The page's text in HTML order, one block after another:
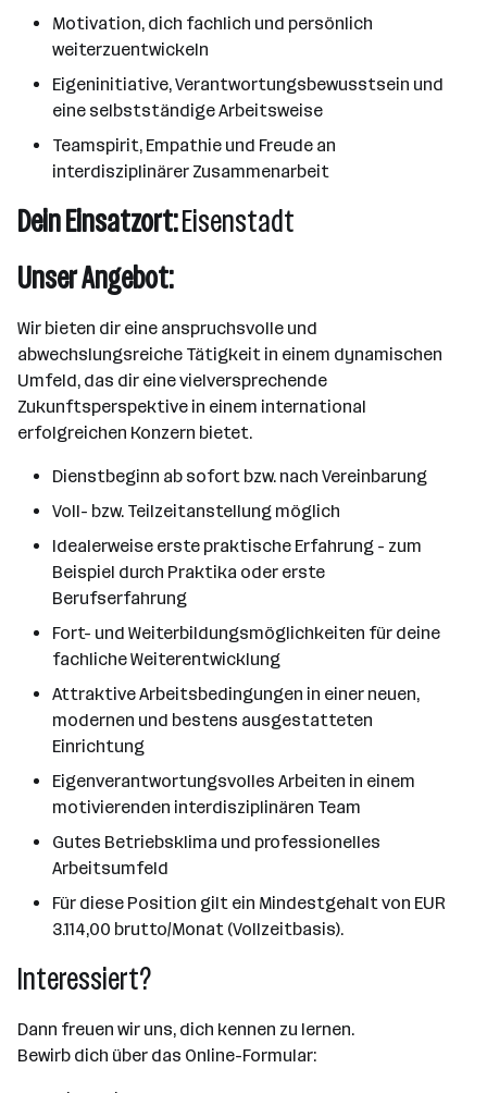
Motivation, dich fachlich und persönlich
weiterzuentwickeln
Eigeninitiative, Verantwortungsbewusstsein und
eine selbstständige Arbeitsweise
Teamspirit, Empathie und Freude an
interdisziplinärer Zusammenarbeit
Dein Einsatzort:Eisenstadt
Unser Angebot:
Wir bieten dir eine anspruchsvolle und
abwechslungsreiche Tätigkeit in einem dynamischen
Umfeld, das dir eine vielversprechende
Zukunftsperspektive in einem international
erfolgreichen Konzern bietet.
Dienstbeginn ab sofort bzw. nach Vereinbarung
Voll- bzw. Teilzeitanstellung möglich
Idealerweise erste praktische Erfahrung - zum
Beispiel durch Praktika oder erste
Berufserfahrung
Fort- und Weiterbildungsmöglichkeiten für deine
fachliche Weiterentwicklung
Attraktive Arbeitsbedingungen in einer neuen,
modernen und bestens ausgestatteten
Einrichtung
Eigenverantwortungsvolles Arbeiten in einem
motivierenden interdisziplinären Team
Gutes Betriebsklima und professionelles
Arbeitsumfeld
Für diese Position gilt ein Mindestgehalt von EUR
3.114,00 brutto/Monat (Vollzeitbasis).
Interessiert?
Dann freuen wir uns, dich kennen zu lernen.
Bewirb dich über das Online-Formular: